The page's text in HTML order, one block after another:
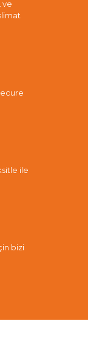
ve
ile
bizi